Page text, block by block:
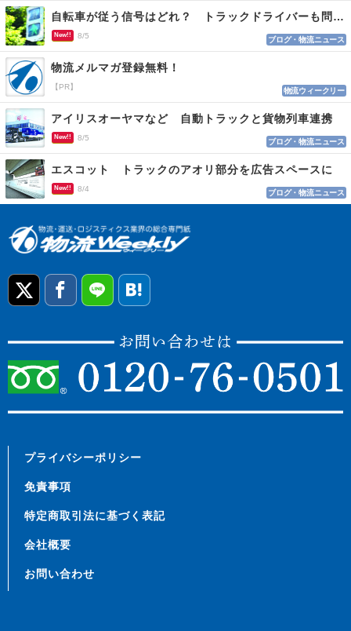
自転車が従う信号はどれ？ トラックドライバーも問われる認識
New!! 8/5 ブログ・物流ニュース
物流メルマガ登録無料！
【PR】 物流ウィークリー
アイリスオーヤマなど 自動トラックと貨物列車連携
New!! 8/5 ブログ・物流ニュース
エスコット トラックのアオリ部分を広告スペースに
New!! 8/4 ブログ・物流ニュース
プライバシーポリシー
免責事項
特定商取引法に基づく表記
会社概要
お問い合わせ